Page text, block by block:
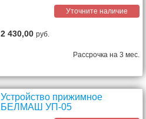
Уточните наличие
2 430,00руб.
Рассрочка на 3 мес.
Устройство прижимное
БЕЛМАШ УП-05